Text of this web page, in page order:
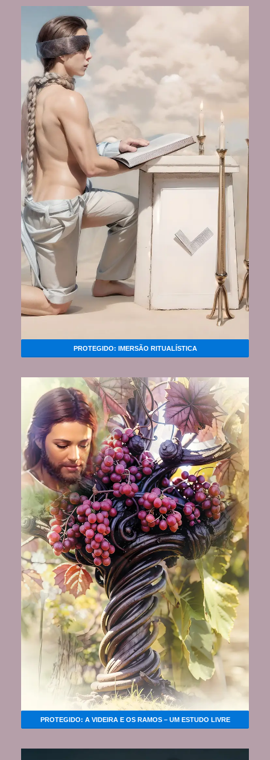
PROTEGIDO: IMERSÃO RITUALÍSTICA
PROTEGIDO: A VIDEIRA E OS RAMOS – UM ESTUDO LIVRE